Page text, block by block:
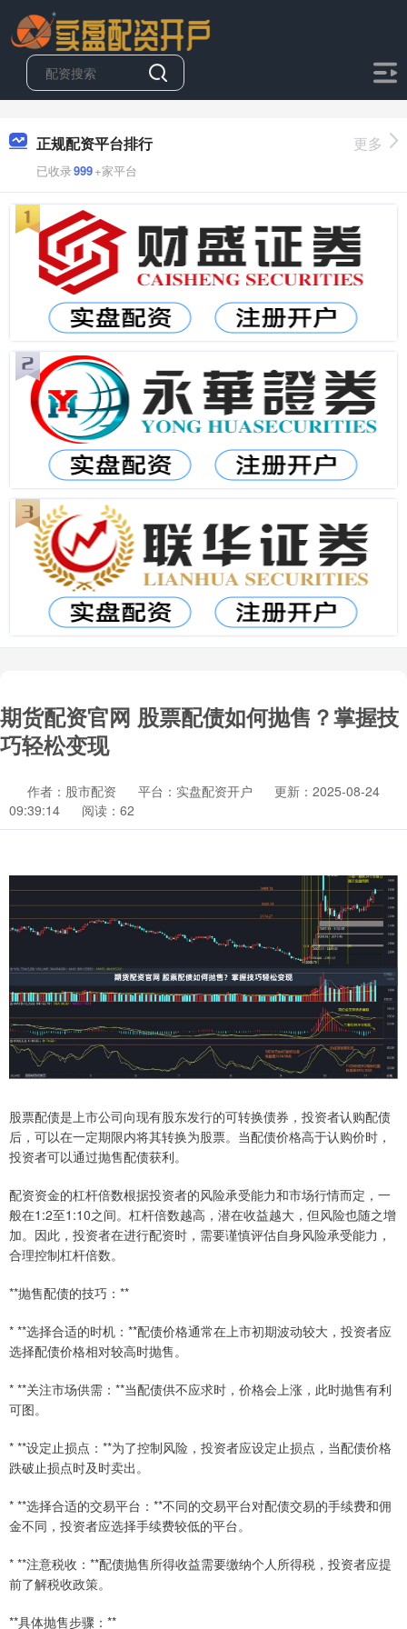
正规配资平台排行
已收录999+家平台
更多
期货配资官网 股票配债如何抛售？掌握技
巧轻松变现
作者：股市配资 平台：实盘配资开户
更新：2025-08-24
09:39:14
阅读：62
股票配债是上市公司向现有股东发行的可转换债券，投资者认购配债
后，可以在一定期限内将其转换为股票。当配债价格高于认购价时，
投资者可以通过抛售配债获利。
配资资金的杠杆倍数根据投资者的风险承受能力和市场行情而定，一
般在1:2至1:10之间。杠杆倍数越高，潜在收益越大，但风险也随之增
加。因此，投资者在进行配资时，需要谨慎评估自身风险承受能力，
合理控制杠杆倍数。
**抛售配债的技巧：**
* **选择合适的时机：**配债价格通常在上市初期波动较大，投资者应
选择配债价格相对较高时抛售。
* **关注市场供需：**当配债供不应求时，价格会上涨，此时抛售有利
可图。
* **设定止损点：**为了控制风险，投资者应设定止损点，当配债价格
跌破止损点时及时卖出。
* **选择合适的交易平台：**不同的交易平台对配债交易的手续费和佣
金不同，投资者应选择手续费较低的平台。
* **注意税收：**配债抛售所得收益需要缴纳个人所得税，投资者应提
前了解税收政策。
**具体抛售步骤：**